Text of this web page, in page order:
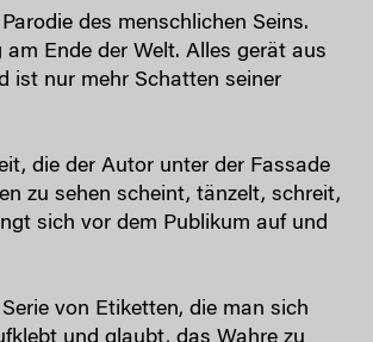
des menschlichen Seins.
am Ende der Welt. Alles gerät aus
ist nur mehr Schatten seiner
die der Autor unter der Fassade
zu sehen scheint, tänzelt, schreit,
sich vor dem Publikum auf und
von Etiketten, die man sich